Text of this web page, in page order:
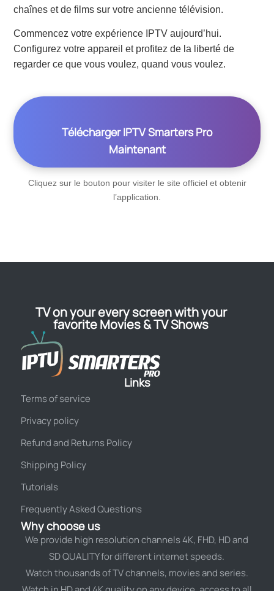
chaînes et de films sur votre ancienne télévision.
Commencez votre expérience IPTV aujourd’hui.
Configurez votre appareil et profitez de la liberté de
regarder ce que vous voulez, quand vous voulez.
Télécharger IPTV Smarters Pro
Maintenant
Cliquez sur le bouton pour visiter le site officiel et obtenir
l’application.
TV on your every screen with your
favorite Movies & TV Shows
Links
Terms of service
Privacy policy
Refund and Returns Policy
Shipping Policy
Tutorials
Frequently Asked Questions
Why choose us
We provide high resolution channels 4K, FHD, HD and
SD QUALITY for different internet speeds.
Watch thousands of TV channels, movies and series.